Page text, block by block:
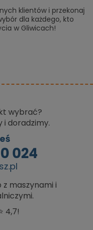
klientów i przekonaj
dla każdego, kto
w Gliwicach!
wybrać?
i doradzimy.
024
maszynami i
4,7!